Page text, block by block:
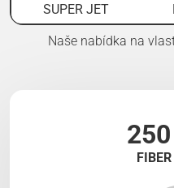
SUPER JET
Naše nabídka na